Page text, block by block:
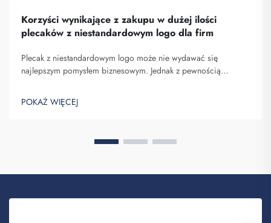
Korzyści wynikające z zakupu w dużej ilości
plecaków z niestandardowym logo dla firm
Plecak z niestandardowym logo może nie wydawać się
najlepszym pomysłem biznesowym. Jednak z pewnością
Saipulang Trading to firma, która realizuje masowe zamówienia
takich plecaków w celu budowania świadomości marki. Wiesz,
POKAŻ WIĘCEJ